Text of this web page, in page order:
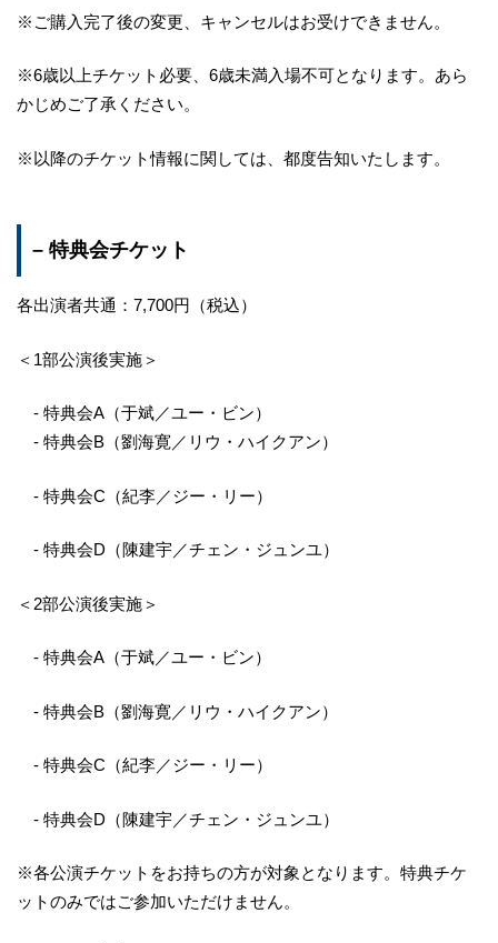
※ご購入完了後の変更、キャンセルはお受けできません。
※6歳以上チケット必要、6歳未満入場不可となります。あら
かじめご了承ください。
※以降のチケット情報に関しては、都度告知いたします。
– 特典会チケット
各出演者共通：7,700円（税込）
＜1部公演後実施＞
- 特典会A（于斌／ユー・ビン）
- 特典会B（劉海寛／リウ・ハイクアン）
- 特典会C（紀李／ジー・リー）
- 特典会D（陳建宇／チェン・ジュンユ）
＜2部公演後実施＞
- 特典会A（于斌／ユー・ビン）
- 特典会B（劉海寛／リウ・ハイクアン）
- 特典会C（紀李／ジー・リー）
- 特典会D（陳建宇／チェン・ジュンユ）
※各公演チケットをお持ちの方が対象となります。特典チケ
ットのみではご参加いただけません。